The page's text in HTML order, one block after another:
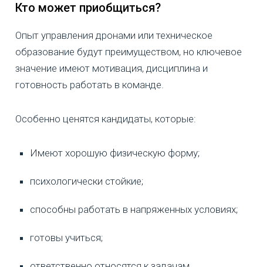
Кто может приобщиться?
Опыт управления дронами или техническое
образование будут преимуществом, но ключевое
значение имеют мотивация, дисциплина и
готовность работать в команде.
Особенно ценятся кандидаты, которые:
Имеют хорошую физическую форму;
психологически стойкие;
способны работать в напряженных условиях;
готовы учиться;